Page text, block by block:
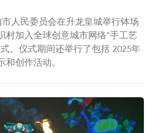
市人民委员会在升龙皇城举行钵场
村加入全球创意城市网络“手工艺
。仪式期间还举行了包括 2025年
创作活动。